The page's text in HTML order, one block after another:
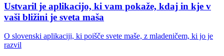
Ustvaril je aplikacijo, ki vam pokaže, kdaj in kje v
vaši bližini je sveta maša
O slovenski aplikaciji, ki poišče svete maše, z mladeničem, ki jo je
razvil